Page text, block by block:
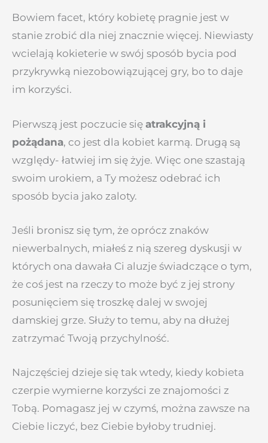
Bowiem facet, który kobietę pragnie jest w
stanie zrobić dla niej znacznie więcej. Niewiasty
wcielają kokieterie w swój sposób bycia pod
przykrywką niezobowiązującej gry, bo to daje
im korzyści.
Pierwszą jest poczucie się atrakcyjną i
pożądana, co jest dla kobiet karmą. Drugą są
względy- łatwiej im się żyje. Więc one szastają
swoim urokiem, a Ty możesz odebrać ich
sposób bycia jako zaloty.
Jeśli bronisz się tym, że oprócz znaków
niewerbalnych, miałeś z nią szereg dyskusji w
których ona dawała Ci aluzje świadczące o tym,
że coś jest na rzeczy to może być z jej strony
posunięciem się troszkę dalej w swojej
damskiej grze. Służy to temu, aby na dłużej
zatrzymać Twoją przychylność.
Najczęściej dzieje się tak wtedy, kiedy kobieta
czerpie wymierne korzyści ze znajomości z
Tobą. Pomagasz jej w czymś, można zawsze na
Ciebie liczyć, bez Ciebie byłoby trudniej.